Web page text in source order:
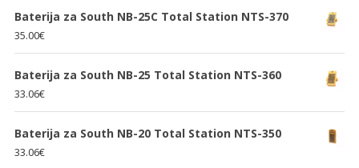
Baterija za South NB-25C Total Station NTS-370
35.00€
Baterija za South NB-25 Total Station NTS-360
33.06€
Baterija za South NB-20 Total Station NTS-350
33.06€